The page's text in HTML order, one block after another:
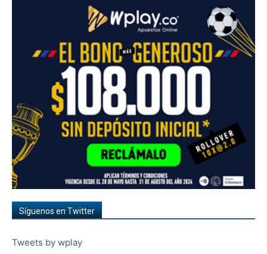
Síguenos en Twitter
Tweets by wplay